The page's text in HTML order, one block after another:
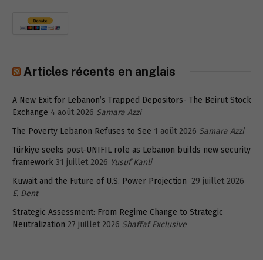
Articles récents en anglais
A New Exit for Lebanon’s Trapped Depositors- The Beirut Stock
Exchange 4 août 2026 Samara Azzi
The Poverty Lebanon Refuses to See 1 août 2026 Samara Azzi
Türkiye seeks post-UNIFIL role as Lebanon builds new security
framework 31 juillet 2026 Yusuf Kanli
Kuwait and the Future of U.S. Power Projection 29 juillet 2026
E. Dent
Strategic Assessment: From Regime Change to Strategic
Neutralization 27 juillet 2026 Shaffaf Exclusive